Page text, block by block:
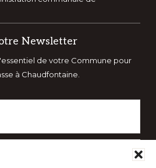
Newsletter
de votre Commune pour
à Chaudfontaine.